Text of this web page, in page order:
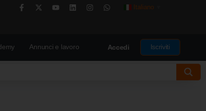
Italiano
Annunci e lavoro Accedi Iscriviti